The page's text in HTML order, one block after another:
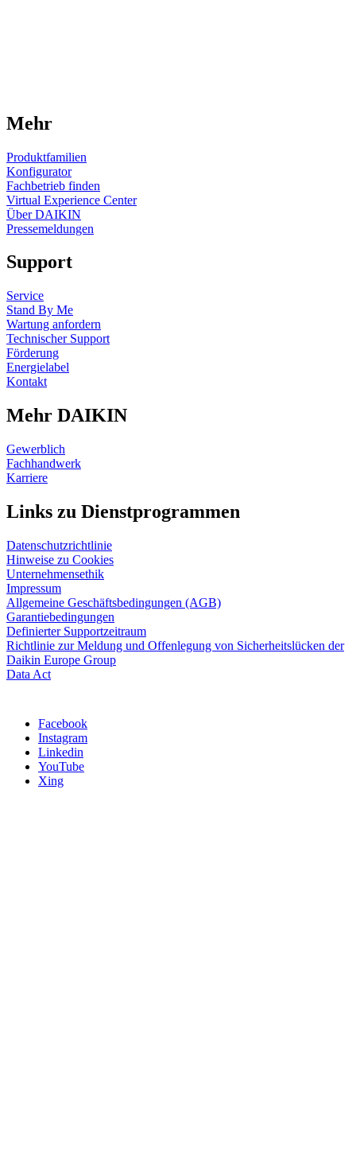
Mehr
Produktfamilien
Konfigurator
Fachbetrieb finden
Virtual Experience Center
Über DAIKIN
Pressemeldungen
Support
Service
Stand By Me
Wartung anfordern
Technischer Support
Förderung
Energielabel
Kontakt
Mehr DAIKIN
Gewerblich
Fachhandwerk
Karriere
Links zu Dienstprogrammen
Datenschutzrichtlinie
Hinweise zu Cookies
Unternehmensethik
Impressum
Allgemeine Geschäftsbedingungen (AGB)
Garantiebedingungen
Definierter Supportzeitraum
Richtlinie zur Meldung und Offenlegung von Sicherheitslücken der
Daikin Europe Group
Data Act
Facebook
Instagram
Linkedin
YouTube
Xing